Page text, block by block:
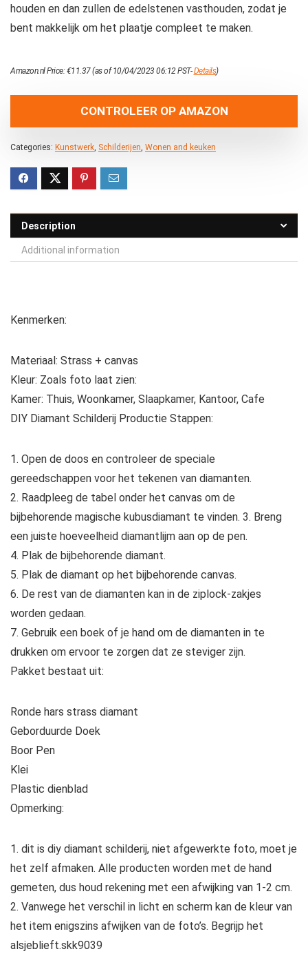
houden en dan zullen de edelstenen vasthouden, zodat je
bent makkelijk om het plaatje compleet te maken.
Amazon.nl Price:€11.37(as of 10/04/2023 06:12 PST-Details)
CONTROLEER OP AMAZON
Categories: Kunstwerk Schilderijen Wonen and keuken
Description
Additional information
Kenmerken:
Materiaal: Strass + canvas
Kleur: Zoals foto laat zien:
Kamer: Thuis, Woonkamer, Slaapkamer, Kantoor, Cafe
DIY Diamant Schilderij Productie Stappen:
1. Open de doos en controleer de speciale
gereedschappen voor het tekenen van diamanten.
2. Raadpleeg de tabel onder het canvas om de
bijbehorende magische kubusdiamant te vinden. 3. Breng
een juiste hoeveelheid diamantlijm aan op de pen.
4. Plak de bijbehorende diamant.
5. Plak de diamant op het bijbehorende canvas.
6. De rest van de diamanten kan in de ziplock-zakjes
worden gedaan.
7. Gebruik een boek of je hand om de diamanten in te
drukken om ervoor te zorgen dat ze steviger zijn.
Pakket bestaat uit:
Ronde hars strass diamant
Geborduurde Doek
Boor Pen
Klei
Plastic dienblad
Opmerking:
1. dit is diy diamant schilderij, niet afgewerkte foto, moet je
het zelf afmaken. Alle producten worden met de hand
gemeten, dus houd rekening met een afwijking van 1-2 cm.
2. Vanwege het verschil in licht en scherm kan de kleur van
het item enigszins afwijken van de foto’s. Begrijp het
alsjeblieft.skk9039